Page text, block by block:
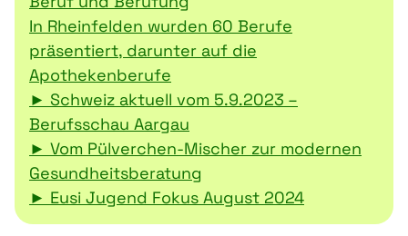
In Rheinfelden wurden 60 Berufe
präsentiert, darunter auf die
Apothekenberufe
► Schweiz aktuell vom 5.9.2023 –
Berufsschau Aargau
► Vom Pülverchen-Mischer zur modernen
Gesundheitsberatung
► Eusi Jugend Fokus August 2024